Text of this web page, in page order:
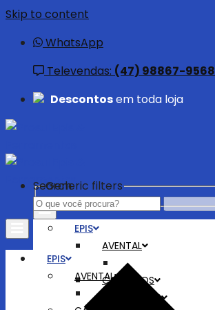
Skip to content
WhatsApp
Televendas: (47) 98867-9568
Descontosem toda loja
EPIS
AVENTAL
CALÇADOS
BOTAS
Search
Generic filters
EPIS
AVENTAL